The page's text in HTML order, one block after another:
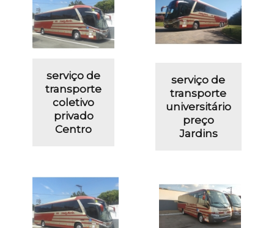
serviço de
transporte
coletivo
privado
Centro
serviço de
transporte
universitário
preço
Jardins